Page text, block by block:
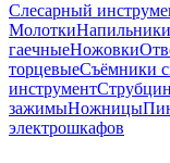
Слесарный
МолоткиНапильники
гаечныеНожовки
торцевыеСъёмники
инструмент
зажимыНожницы
электрошкафов